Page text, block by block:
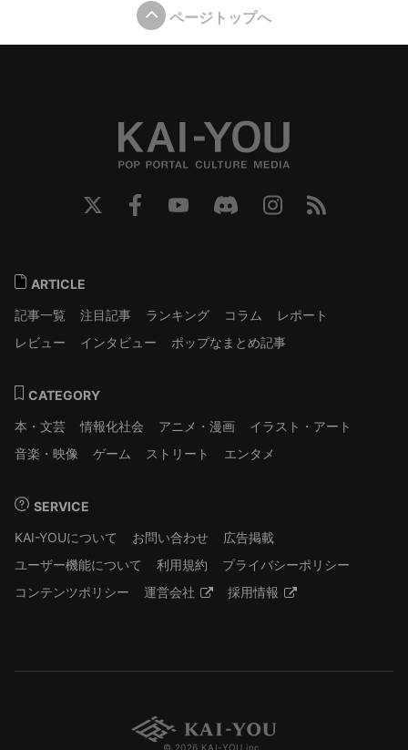
ページトップへ
ARTICLE
記事一覧
注目記事 ランキング コラム
レポート
レビュー
インタビュー ポップなまとめ記事
CATEGORY
本・文芸
情報化社会 アニメ・漫画
イラスト・アート
音楽・映像
ゲーム ストリート エンタメ
SERVICE
KAI-YOUについて
お問い合わせ
広告掲載
ユーザー機能について
利用規約
プライバシーポリシー
コンテンツポリシー
運営会社 採用情報
© 2026 KAI-YOU inc.